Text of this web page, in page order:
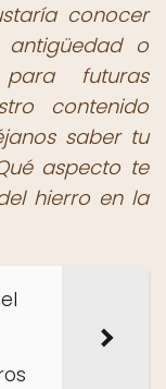
conocer
o
futuras
contenido
saber tu
aspecto te
hierro en la